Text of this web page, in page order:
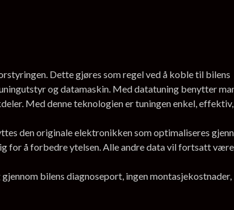
Dette gjøres som regel ved å koble til bilens
og datamaskin. Med datatuning benytter
Med denne teknologien er tuningen enkel,
den originale elektronikken som optimaliseres
for å forbedre ytelsen. Alle andre data vil fortsatt
bilens diagnoseport, ingen montasjekostnader,